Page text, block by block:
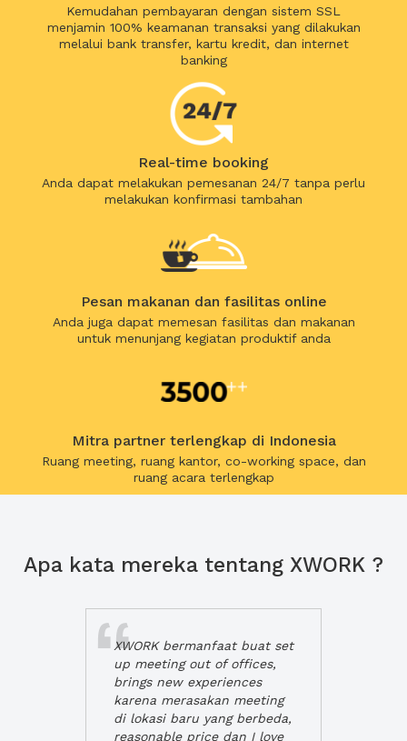
Kemudahan pembayaran dengan sistem SSL
menjamin 100% keamanan transaksi yang dilakukan
melalui bank transfer, kartu kredit, dan internet
banking
Real-time booking
Anda dapat melakukan pemesanan 24/7 tanpa perlu
melakukan konfirmasi tambahan
Pesan makanan dan fasilitas online
Anda juga dapat memesan fasilitas dan makanan
untuk menunjang kegiatan produktif anda
Mitra partner terlengkap di Indonesia
Ruang meeting, ruang kantor, co-working space, dan
ruang acara terlengkap
Apa kata mereka tentang XWORK ?
XWORK bermanfaat buat set
up meeting out of offices,
brings new experiences
karena merasakan meeting
di lokasi baru yang berbeda,
reasonable price dan I love